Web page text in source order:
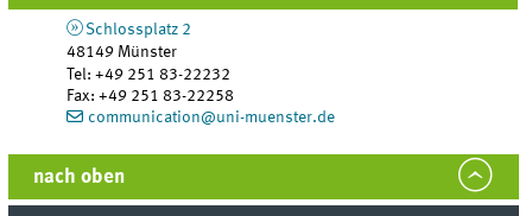
Schlossplatz 2
48149 Münster
Tel:+49 251 83-22232
Fax:+49 251 83-22258
communication@uni-muenster.de
nach oben